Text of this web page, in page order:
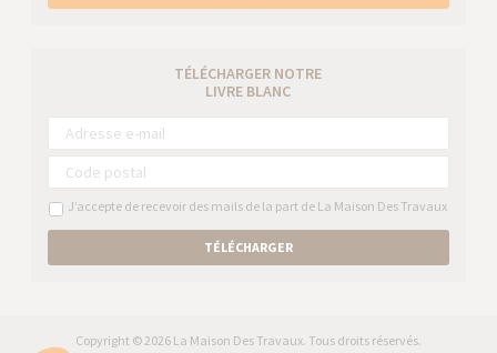
TÉLÉCHARGER NOTRE
LIVRE BLANC
J’accepte de recevoir des mails de la part de La Maison Des Travaux
TÉLÉCHARGER
Copyright © 2026 La Maison Des Travaux. Tous droits réservés.